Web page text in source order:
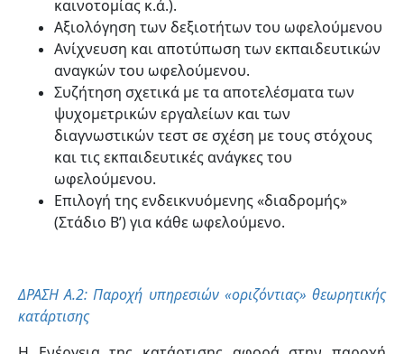
καινοτομίας κ.ά.).
Αξιολόγηση των δεξιοτήτων του ωφελούμενου
Ανίχνευση και αποτύπωση των εκπαιδευτικών
αναγκών του ωφελούμενου.
Συζήτηση σχετικά με τα αποτελέσματα των
ψυχομετρικών εργαλείων και των
διαγνωστικών τεστ σε σχέση με τους στόχους
και τις εκπαιδευτικές ανάγκες του
ωφελούμενου.
Επιλογή της ενδεικνυόμενης «διαδρομής»
(Στάδιο Β’) για κάθε ωφελούμενο.
ΔΡΑΣΗ Α.2: Παροχή υπηρεσιών «οριζόντιας» θεωρητικής
κατάρτισης